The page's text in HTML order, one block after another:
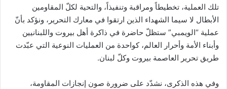
تلك العملية، تخطيطاً ومراقبة وتنفيذاً، والتحية لكلّ المقاومين
الأبطال لا سيما الشهداء الذين ارتقوا في معارك التحرير، ونؤكد بأنّ
عملية “الويمبي” ستظلّ حاضرة في ذاكرة أهل بيروت واللبنانيين
وأبناء الأمة وأحرار العالم، كواحدة من العمليات النوعية التي عبّدت
طريق تحرير العاصمة بيروت وكلّ لبنان.
وفي هذه الذكرى، نشدّد على ضرورة صون إنجازات المقاومة،